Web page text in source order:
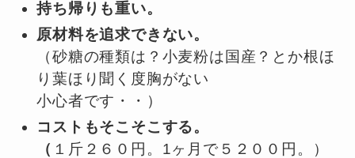
持ち帰りも重い。
原材料を追求できない。
（砂糖の種類は？小麦粉は国産？とか根ほ
り葉ほり聞く度胸がない
小心者です・・）
コストもそこそこする。
（ １斤２６０円。1ヶ月で５２００円。）